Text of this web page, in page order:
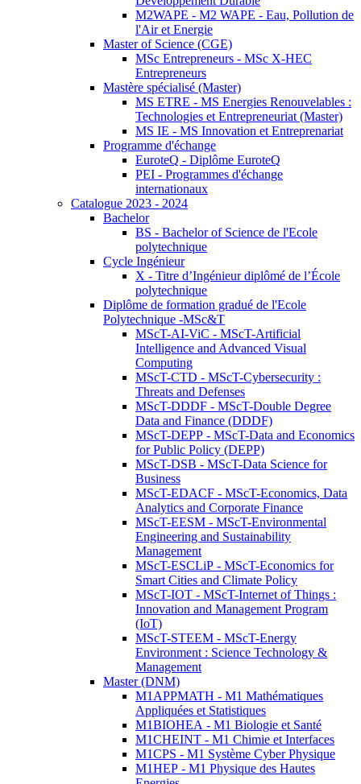
M2WAPE - M2 WAPE - Eau, Pollution de
l'Air et Energie
Master of Science (CGE)
MSc Entrepreneurs - MSc X-HEC
Entrepreneurs
Mastère spécialisé (Master)
MS ETRE - MS Energies Renouvelables :
Technologies et Entrepreneuriat (Master)
MS IE - MS Innovation et Entreprenariat
Programme d'échange
EuroteQ - Diplôme EuroteQ
PEI - Programmes d'échange
internationaux
Catalogue 2023 - 2024
Bachelor
BS - Bachelor of Science de l'Ecole
polytechnique
Cycle Ingénieur
X - Titre d’Ingénieur diplômé de l’École
polytechnique
Diplôme de formation gradué de l'Ecole
Polytechnique -MSc&T
MScT-AI-ViC - MScT-Artificial
Intelligence and Advanced Visual
Computing
MScT-CTD - MScT-Cybersecurity :
Threats and Defenses
MScT-DDDF - MScT-Double Degree
Data and Finance (DDDF)
MScT-DEPP - MScT-Data and Economics
for Public Policy (DEPP)
MScT-DSB - MScT-Data Science for
Business
MScT-EDACF - MScT-Economics, Data
Analytics and Corporate Finance
MScT-EESM - MScT-Environmental
Engineering and Sustainability
Management
MScT-ESCLiP - MScT-Economics for
Smart Cities and Climate Policy
MScT-IOT - MScT-Internet of Things :
Innovation and Management Program
(IoT)
MScT-STEEM - MScT-Energy
Environment : Science Technology &
Management
Master (DNM)
M1APPMATH - M1 Mathématiques
Appliquées et Statistiques
M1BIOHEA - M1 Biologie et Santé
M1CHEINT - M1 Chimie et Interfaces
M1CPS - M1 Système Cyber Physique
M1HEP - M1 Physique des Hautes